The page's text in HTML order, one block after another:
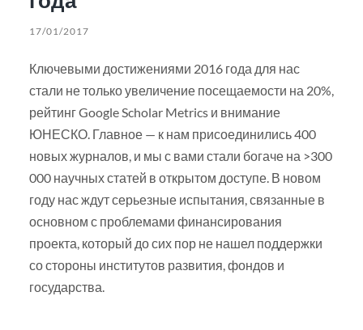
17/01/2017
Ключевыми достижениями 2016 года для нас
стали не только увеличение посещаемости на 20%,
рейтинг Google Scholar Metrics и внимание
ЮНЕСКО. Главное — к нам присоединились 400
новых журналов, и мы с вами стали богаче на >300
000 научных статей в открытом доступе. В новом
году нас ждут серьезные испытания, связанные в
основном с проблемами финансирования
проекта, который до сих пор не нашел поддержки
со стороны институтов развития, фондов и
государства.